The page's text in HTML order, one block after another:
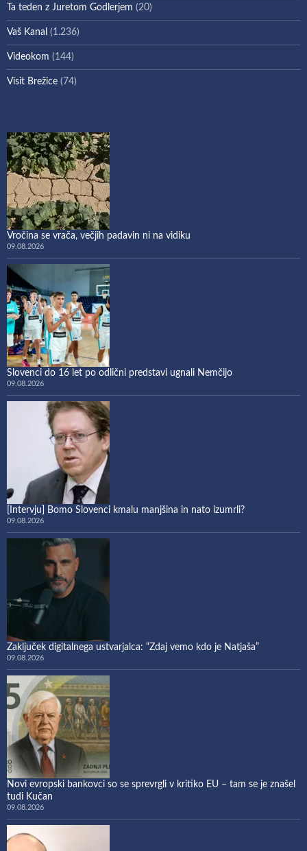
Ta teden z Juretom Godlerjem (20)
Vaš Kanal (1.236)
Videokom (144)
Visit Brežice (74)
Vročina se vrača, večjih padavin ni na vidiku
09.08.2026
Slovenci do 16 let po odlični predstavi ugnali Nemčijo
09.08.2026
[Intervju] Bomo Slovenci kmalu manjšina in nato izumrli?
09.08.2026
Zaključek digitalnega ustvarjalca: “Zdaj vemo kdo je Natjaša”
09.08.2026
Novi evropski bankovci so se sprevrgli v kritiko EU – tam se je znašel
tudi Kučan
09.08.2026